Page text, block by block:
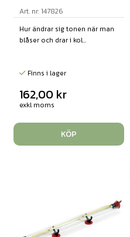
Art. nr: 147826
Hur ändrar sig tonen när man
blåser och drar i kol...
Finns i lager
162,00 kr
exkl moms
KÖP